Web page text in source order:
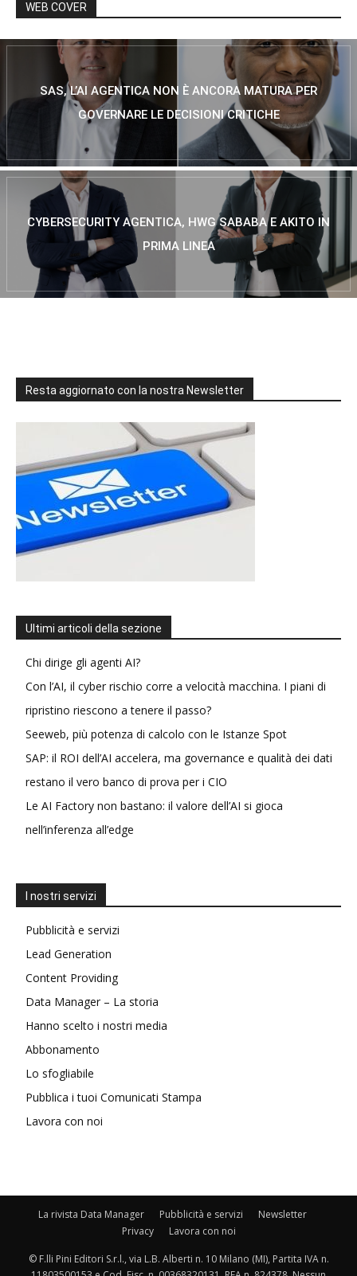
WEB COVER
SAS, L’AI AGENTICA NON È ANCORA MATURA PER
GOVERNARE LE DECISIONI CRITICHE
CYBERSECURITY AGENTICA, HWG SABABA E AKITO IN
PRIMA LINEA
Resta aggiornato con la nostra Newsletter
Ultimi articoli della sezione
Chi dirige gli agenti AI?
Con l’AI, il cyber rischio corre a velocità macchina. I piani di
ripristino riescono a tenere il passo?
Seeweb, più potenza di calcolo con le Istanze Spot
SAP: il ROI dell’AI accelera, ma governance e qualità dei dati
restano il vero banco di prova per i CIO
Le AI Factory non bastano: il valore dell’AI si gioca
nell’inferenza all’edge
I nostri servizi
Pubblicità e servizi
Lead Generation
Content Providing
Data Manager – La storia
Hanno scelto i nostri media
Abbonamento
Lo sfogliabile
Pubblica i tuoi Comunicati Stampa
Lavora con noi
La rivista Data Manager Pubblicità e servizi
Newsletter
Privacy
Lavora con noi
© F.lli Pini Editori S.r.l., via L.B. Alberti n. 10 Milano (MI), Partita IVA n.